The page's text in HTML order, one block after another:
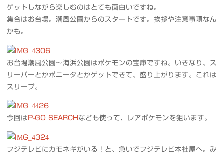
ゲットしながら楽しむのはとても面白いですね。
集合はお台場。潮風公園からのスタートです。挨拶や注意事項なん
かも。
お台場潮風公園〜海浜公園はポケモンの宝庫ですね。いきなり、ス
リーパーとかポニータとかゲットできて、盛り上がります。これは
スリープ。
今回は P-GO SEARCH なども使って、レアポケモンを狙います。
フジテレビにカモネギがいる！と、急いでフジテレビ本社屋へ。み